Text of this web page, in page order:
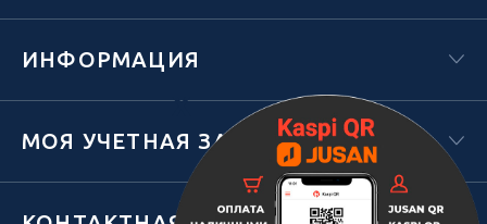
Х
ИНФОРМАЦИЯ
МОЯ УЧЕТНАЯ ЗАПИСЬ